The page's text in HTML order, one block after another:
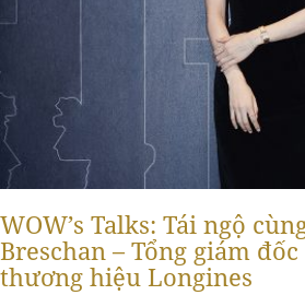
WOW’s Talks: Tái ngộ
Breschan – Tổng giám
thương hiệu Longines